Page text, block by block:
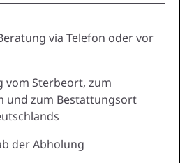
via Telefon oder vor
vom Sterbeort, zum
und zum Bestattungsort
der Abholung